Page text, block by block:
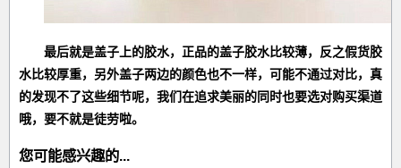
最后就是盖子上的胶水，正品的盖子胶水比较薄，反之假货胶
水比较厚重，另外盖子两边的颜色也不一样，可能不通过对比，真
的发现不了这些细节呢，我们在追求美丽的同时也要选对购买渠道
哦，要不就是徒劳啦。
您可能感兴趣的...